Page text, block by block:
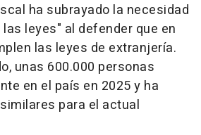
ha subrayado la necesidad
leyes" al defender que en
las leyes de extranjería.
unas 600.000 personas
en el país en 2025 y ha
para el actual